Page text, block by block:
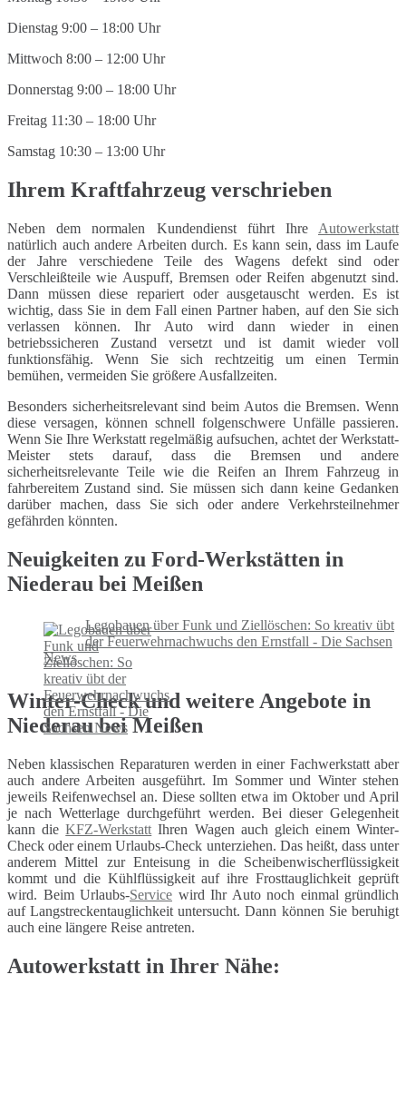
Dienstag 9:00 – 18:00 Uhr
Mittwoch 8:00 – 12:00 Uhr
Donnerstag 9:00 – 18:00 Uhr
Freitag 11:30 – 18:00 Uhr
Samstag 10:30 – 13:00 Uhr
Ihrem Kraftfahrzeug verschrieben
Neben dem normalen Kundendienst führt Ihre Autowerkstatt
natürlich auch andere Arbeiten durch. Es kann sein, dass im Laufe
der Jahre verschiedene Teile des Wagens defekt sind oder
Verschleißteile wie Auspuff, Bremsen oder Reifen abgenutzt sind.
Dann müssen diese repariert oder ausgetauscht werden. Es ist
wichtig, dass Sie in dem Fall einen Partner haben, auf den Sie sich
verlassen können. Ihr Auto wird dann wieder in einen
betriebssicheren Zustand versetzt und ist damit wieder voll
funktionsfähig. Wenn Sie sich rechtzeitig um einen Termin
bemühen, vermeiden Sie größere Ausfallzeiten.
Besonders sicherheitsrelevant sind beim Autos die Bremsen. Wenn
diese versagen, können schnell folgenschwere Unfälle passieren.
Wenn Sie Ihre Werkstatt regelmäßig aufsuchen, achtet der Werkstatt-
Meister stets darauf, dass die Bremsen und andere
sicherheitsrelevante Teile wie die Reifen an Ihrem Fahrzeug in
fahrbereitem Zustand sind. Sie müssen sich dann keine Gedanken
darüber machen, dass Sie sich oder andere Verkehrsteilnehmer
gefährden könnten.
Neuigkeiten zu Ford-Werkstätten in
Niederau bei Meißen
Legobauen über Funk und Ziellöschen: So kreativ übt
der Feuerwehrnachwuchs den Ernstfall - Die Sachsen
News
Winter-Check und weitere Angebote in
Niederau bei Meißen
Neben klassischen Reparaturen werden in einer Fachwerkstatt aber
auch andere Arbeiten ausgeführt. Im Sommer und Winter stehen
jeweils Reifenwechsel an. Diese sollten etwa im Oktober und April
je nach Wetterlage durchgeführt werden. Bei dieser Gelegenheit
kann dieKFZ-Werkstatt Ihren Wagen auch gleich einem Winter-
Check oder einem Urlaubs-Check unterziehen. Das heißt, dass unter
anderem Mittel zur Enteisung in die Scheibenwischerflüssigkeit
kommt und die Kühlflüssigkeit auf ihre Frosttauglichkeit geprüft
wird. Beim Urlaubs-Service wird Ihr Auto noch einmal gründlich
auf Langstreckentauglichkeit untersucht. Dann können Sie beruhigt
auch eine längere Reise antreten.
Autowerkstatt in Ihrer Nähe: